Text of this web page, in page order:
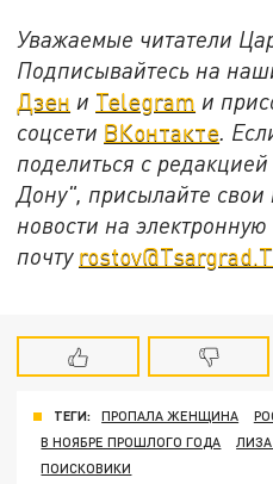
Уважаемые читатели
Подписывайтесь на
Дзен и Telegram и
соцсети ВКонтакте.
поделиться с
Дону", присылайте
новости на электронную
почту
ТЕГИ: ПРОПАЛА ЖЕНЩИНА
В НОЯБРЕ ПРОШЛОГО ГОДА
ПОИСКОВИКИ